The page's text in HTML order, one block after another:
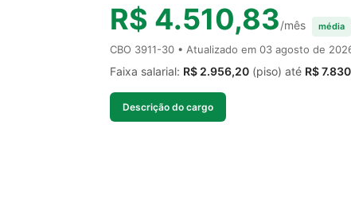
R$ 4.510,83/mês média
CBO 3911-30 • Atualizado em 03 agosto de
Faixa salarial: R$ 2.956,20 (piso) até R$
Descrição do cargo